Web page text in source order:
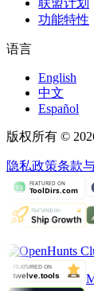
联盟计划
功能特性
语言
English
中文
Español
版权所有 ©
隐私政策条款